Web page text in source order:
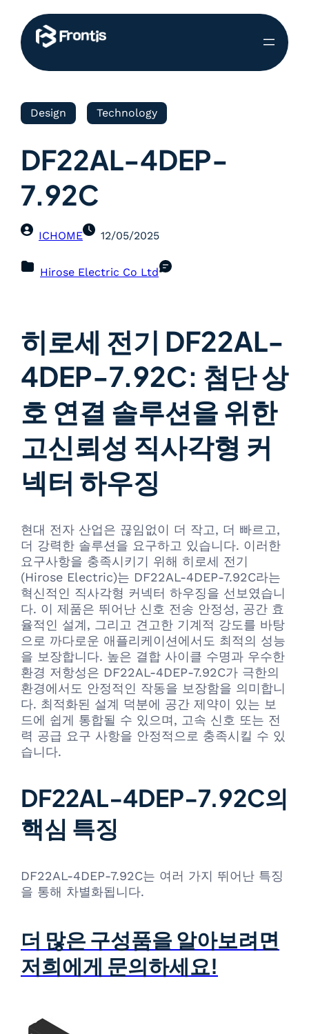
Design Technology
DF22AL-4DEP-
7.92C
ICHOME 12/05/2025
Hirose Electric Co Ltd
히로세 전기 DF22AL-
4DEP-7.92C: 첨단 상
호 연결 솔루션을 위한
고신뢰성 직사각형 커
넥터 하우징
현대 전자 산업은 끊임없이 더 작고, 더 빠르고,
더 강력한 솔루션을 요구하고 있습니다. 이러한
요구사항을 충족시키기 위해 히로세 전기
(Hirose Electric)는 DF22AL-4DEP-7.92C라는
혁신적인 직사각형 커넥터 하우징을 선보였습니
다. 이 제품은 뛰어난 신호 전송 안정성, 공간 효
율적인 설계, 그리고 견고한 기계적 강도를 바탕
으로 까다로운 애플리케이션에서도 최적의 성능
을 보장합니다. 높은 결합 사이클 수명과 우수한
환경 저항성은 DF22AL-4DEP-7.92C가 극한의
환경에서도 안정적인 작동을 보장함을 의미합니
다. 최적화된 설계 덕분에 공간 제약이 있는 보
드에 쉽게 통합될 수 있으며, 고속 신호 또는 전
력 공급 요구 사항을 안정적으로 충족시킬 수 있
습니다.
DF22AL-4DEP-7.92C의
핵심 특징
DF22AL-4DEP-7.92C는 여러 가지 뛰어난 특징
을 통해 차별화됩니다.
더 많은 구성품을 알아보려면
저희에게 문의하세요!